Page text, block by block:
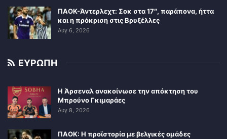
ΠΑΟΚ-Άντερλεχτ: Σοκ στα 17″, παράπονα, ήττα
και η πρόκριση στις Βρυξέλλες
Αυγ 6, 2026
ΕΥΡΩΠΗ
Η Άρσεναλ ανακοίνωσε την απόκτηση του
Μπρούνο Γκιμαράες
Αυγ 8, 2026
ΠΑΟΚ: Η προϊστορία με βελγικές ομάδες